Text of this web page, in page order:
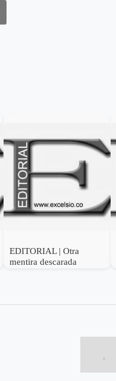
EDITORIAL | Otra
mentira descarada